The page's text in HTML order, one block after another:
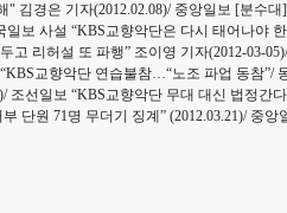
" 김경은 기자(2012.02.08)/ 중앙일보 [분
일보 사설 “KBS교향악단은 다시 태어나야
고 리허설 또 파행” 조이영 기자(2012-03-
교향악단 연습불참…“노조 파업 동참”/
조선일보 “KBS교향악단 무대 대신 법정
단원 71명 무더기 징계” (2012.03.21)/ 중